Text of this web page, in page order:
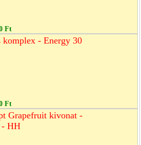
Ft
komplex - Energy 30
Ft
Grapefruit kivonat -
HH